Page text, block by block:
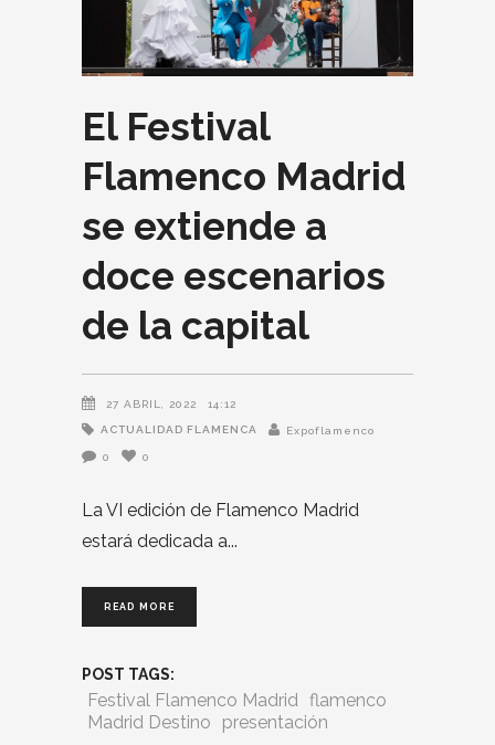
El Festival
Flamenco Madrid
se extiende a
doce escenarios
de la capital
27 ABRIL, 2022 14:12
ACTUALIDAD FLAMENCA Expoflamenco
0 0
La VI edición de Flamenco Madrid
estará dedicada a
READ MORE
POST TAGS:
Festival Flamenco Madrid flamenco
Madrid Destino
presentación